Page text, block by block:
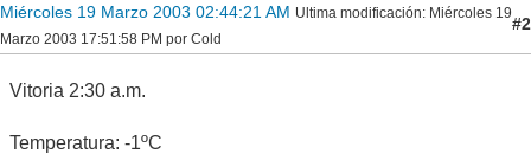
Miércoles 19 Marzo 2003 02:44:21 AM Ultima modificación: Miércoles 19
Marzo 2003 17:51:58 PM por Cold
#2
Vitoria 2:30 a.m.
Temperatura: -1ºC